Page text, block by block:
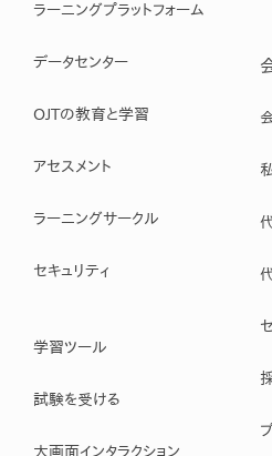
ラーニングプラットフォーム
データセンター
OJTの教育と学習
アセスメント
ラーニングサークル
セキュリティ
学習ツール
試験を受ける
大画面インタラクション